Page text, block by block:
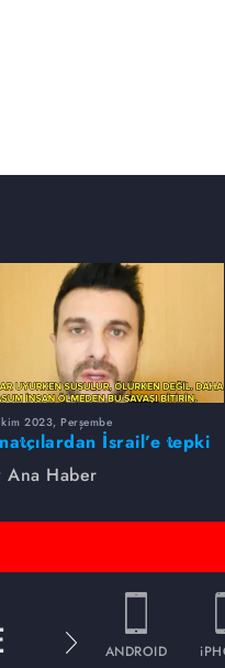
2023, Perşembe
İsrail’e tepki
Ana Haber
ANDROID